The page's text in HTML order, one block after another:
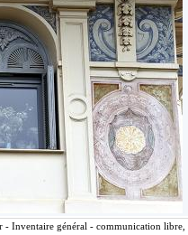
Inventaire général - communication